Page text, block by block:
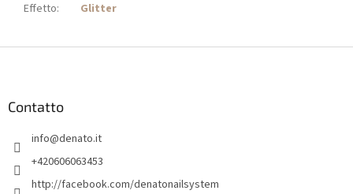
Effetto: Glitter
Contatto
info@denato.it
+420606063453
http://facebook.com/denatonailsystem